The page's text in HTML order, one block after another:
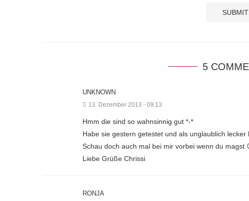
5
UNKNOWN
13. Dezember 2013 - 09:13
Hmm die sind so wahnsinnig gut *-*
Habe sie gestern getestet und als unglaublich lecker
Schau doch auch mal bei mir vorbei wenn du magst
Liebe Grüße Chrissi
RONJA